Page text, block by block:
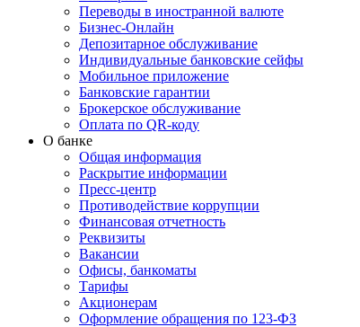
Переводы в иностранной валюте
Бизнес-Онлайн
Депозитарное обслуживание
Индивидуальные банковские сейфы
Мобильное приложение
Банковские гарантии
Брокерское обслуживание
Оплата по QR-коду
О банке
Общая информация
Раскрытие информации
Пресс-центр
Противодействие коррупции
Финансовая отчетность
Реквизиты
Вакансии
Офисы, банкоматы
Тарифы
Акционерам
Оформление обращения по 123-ФЗ